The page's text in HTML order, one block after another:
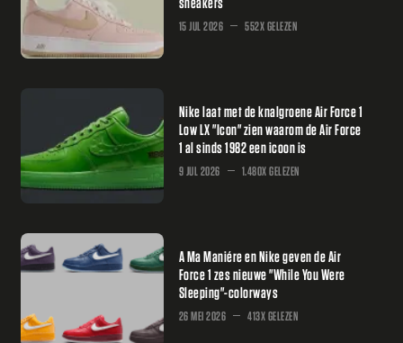
15 JUL 2026 552X GELEZEN
Nike laat met de knalgroene Air Force 1
Low LX "Icon" zien waarom de Air Force
1 al sinds 1982 een icoon is
9 JUL 2026 1.480X GELEZEN
A Ma Maniére en Nike geven de Air
Force 1 zes nieuwe "While You Were
Sleeping"-colorways
26 MEI 2026 413X GELEZEN